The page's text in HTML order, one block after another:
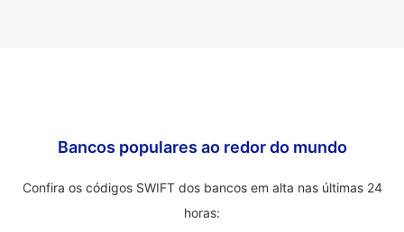
Bancos populares ao redor do mundo
Confira os códigos SWIFT dos bancos em alta nas últimas 24
horas: